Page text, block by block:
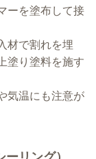
ーを塗布して接
材で割れを埋
塗り塗料を施す
気温にも注意が